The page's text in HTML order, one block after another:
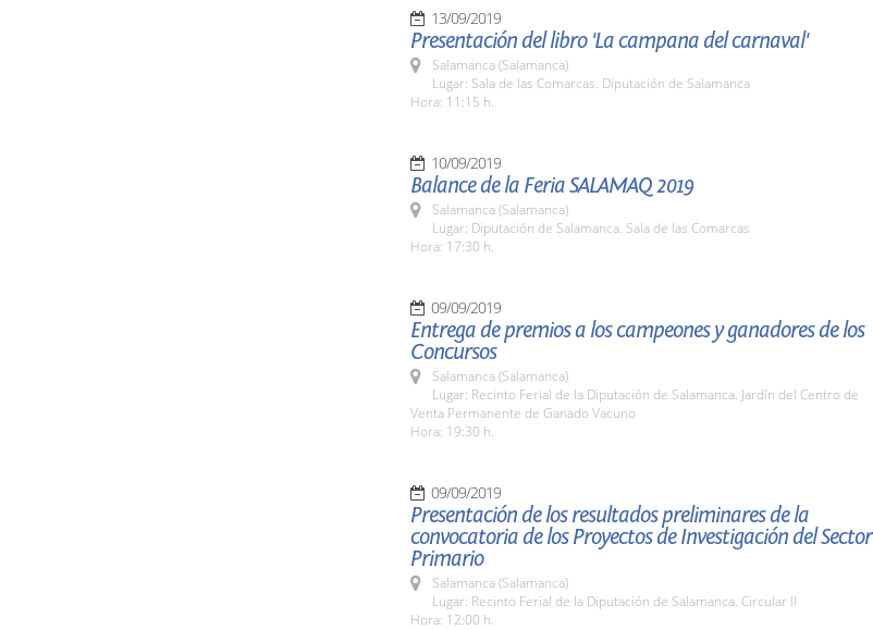
13/09/2019
Presentación del libro 'La campana del carnaval'
Salamanca (Salamanca)
Lugar: Sala de las Comarcas. Diputación de Salamanca
Hora: 11:15 h.
10/09/2019
Balance de la Feria SALAMAQ 2019
Salamanca (Salamanca)
Lugar: Diputación de Salamanca. Sala de las Comarcas
Hora: 17:30 h.
09/09/2019
Entrega de premios a los campeones y ganadores de los
Concursos
Salamanca (Salamanca)
Lugar: Recinto Ferial de la Diputación de Salamanca. Jardín del Centro de
Venta Permanente de Ganado Vacuno
Hora: 19:30 h.
09/09/2019
Presentación de los resultados preliminares de la
convocatoria de los Proyectos de Investigación del Sector
Primario
Salamanca (Salamanca)
Lugar: Recinto Ferial de la Diputación de Salamanca. Circular II
Hora: 12:00 h.